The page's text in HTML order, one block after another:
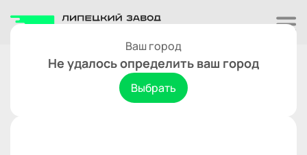
Ваш город
Не удалось определить ваш город
Выбрать
тент Титан 4319 h-1220 мм.